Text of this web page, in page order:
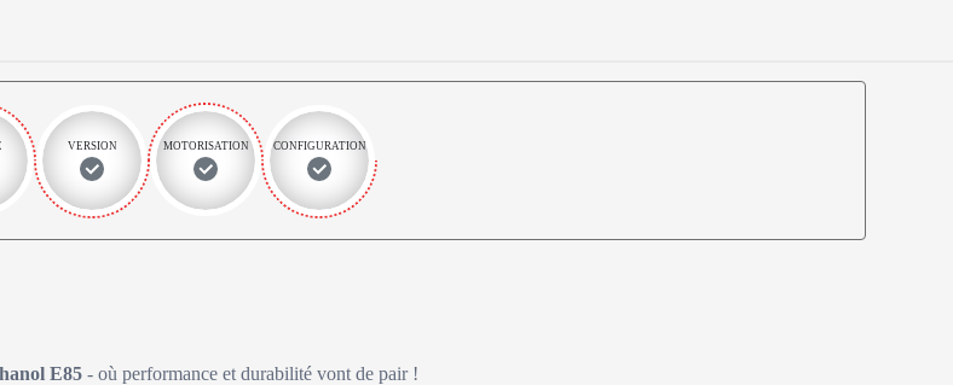
VERSION MOTORISATION CONFIGURATION
E85 - où performance et durabilité vont de pair !